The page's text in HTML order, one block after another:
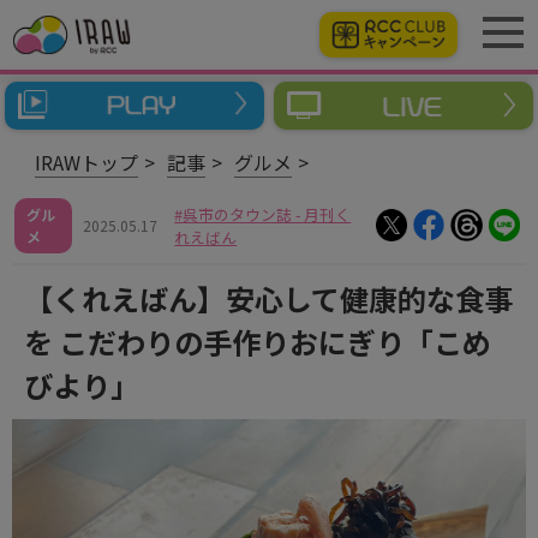
IRAWトップ 記事 グルメ
グル
メ
2025.05.17
呉市のタウン誌 - 月刊く
れえばん
【くれえばん】安心して健康的な食事
を こだわりの手作りおにぎり「こめ
びより」